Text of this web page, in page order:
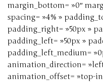
margin_bottom= »0″
spacing= »4% »
padding_right= »50px »
padding_left= »50px »
padding_left_medium=
animation_direction=
animation_offset= »top-